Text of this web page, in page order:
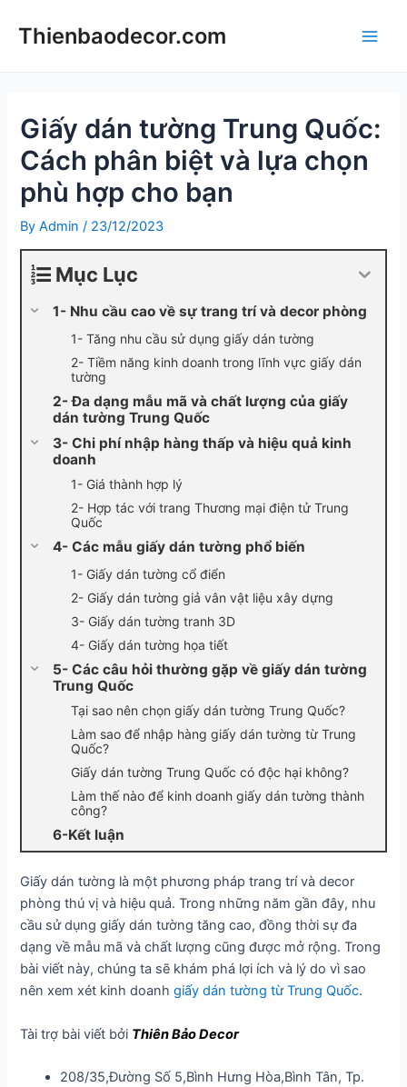
Thienbaodecor.com
Giấy dán tường Trung Quốc:
Cách phân biệt và lựa chọn
phù hợp cho bạn
ByAdmin/ 23/12/2023
Mục Lục
1- Nhu cầu cao về sự trang trí và decor phòng
1- Tăng nhu cầu sử dụng giấy dán tường
2- Tiềm năng kinh doanh trong lĩnh vực giấy dán
tường
2- Đa dạng mẫu mã và chất lượng của giấy
dán tường Trung Quốc
3- Chi phí nhập hàng thấp và hiệu quả kinh
doanh
1- Giá thành hợp lý
2- Hợp tác với trang Thương mại điện tử Trung
Quốc
4- Các mẫu giấy dán tường phổ biến
1- Giấy dán tường cổ điển
2- Giấy dán tường giả vân vật liệu xây dựng
3- Giấy dán tường tranh 3D
4- Giấy dán tường họa tiết
5- Các câu hỏi thường gặp về giấy dán tường
Trung Quốc
Tại sao nên chọn giấy dán tường Trung Quốc?
Làm sao để nhập hàng giấy dán tường từ Trung
Quốc?
Giấy dán tường Trung Quốc có độc hại không?
Làm thế nào để kinh doanh giấy dán tường thành
công?
6-Kết luận
Giấy dán tường là một phương pháp trang trí và decor
phòng thú vị và hiệu quả. Trong những năm gần đây, nhu
cầu sử dụng giấy dán tường tăng cao, đồng thời sự đa
dạng về mẫu mã và chất lượng cũng được mở rộng. Trong
bài viết này, chúng ta sẽ khám phá lợi ích và lý do vì sao
nên xem xét kinh doanhgiấy dán tường từ Trung Quốc.
Tài trợ bài viết bởi Thiên Bảo Decor
208/35,Đường Số 5,Bình Hưng Hòa,Bình Tân, Tp.